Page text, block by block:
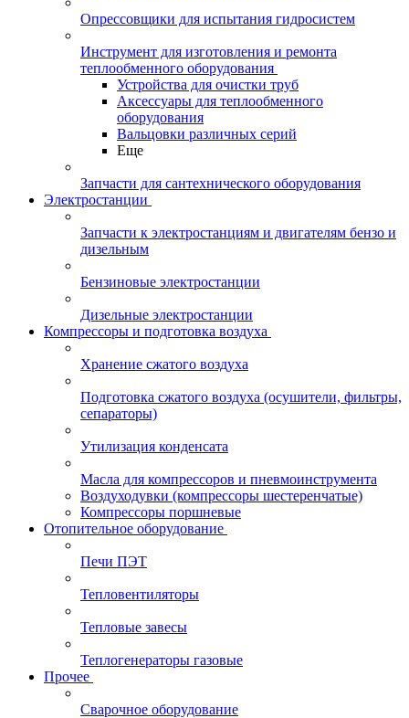
Опрессовщики для испытания гидросистем
Инструмент для изготовления и ремонта
теплообменного оборудования
Устройства для очистки труб
Аксессуары для теплообменного
оборудования
Вальцовки различных серий
Еще
Запчасти для сантехнического оборудования
Электростанции
Запчасти к электростанциям и двигателям бензо и
дизельным
Бензиновые электростанции
Дизельные электростанции
Компрессоры и подготовка воздуха
Хранение сжатого воздуха
Подготовка сжатого воздуха (осушители, фильтры,
сепараторы)
Утилизация конденсата
Масла для компрессоров и пневмоинструмента
Воздуходувки (компрессоры шестеренчатые)
Компрессоры поршневые
Отопительное оборудование
Печи ПЭТ
Тепловентиляторы
Тепловые завесы
Теплогенераторы газовые
Прочее
Сварочное оборудование